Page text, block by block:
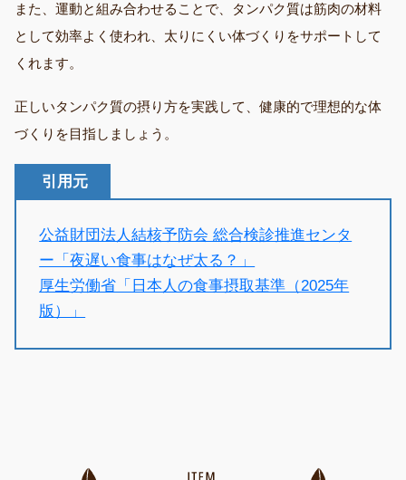
また、運動と組み合わせることで、タンパク質は筋肉の材料
として効率よく使われ、太りにくい体づくりをサポートして
くれます。
正しいタンパク質の摂り方を実践して、健康的で理想的な体
づくりを目指しましょう。
引用元
公益財団法人結核予防会 総合検診推進センタ
ー「夜遅い食事はなぜ太る？」
厚生労働省「日本人の食事摂取基準（2025年
版）」